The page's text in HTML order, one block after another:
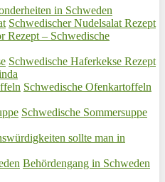
in Schweden
Schwedischer Nudelsalat Rezept
Rezept – Schwedische
Schwedische Haferkekse Rezept
Schwedische Ofenkartoffeln
Schwedische Sommersuppe
sollte man in
Behördengang in Schweden